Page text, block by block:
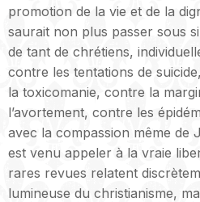
promotion de la vie et de la
saurait non plus passer sous
de tant de chrétiens,
contre les tentations de
la toxicomanie, contre la
l’avortement, contre les
avec la compassion même de
est venu appeler à la vraie
rares revues relatent
lumineuse du christianisme,